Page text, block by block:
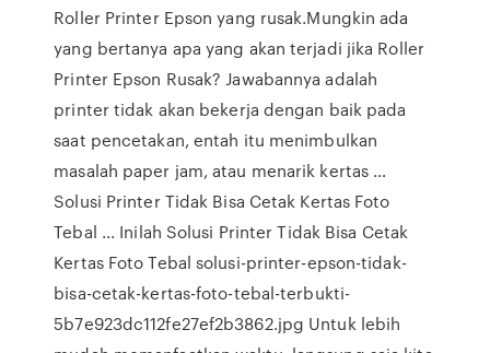
Roller Printer Epson yang rusak.Mungkin ada
yang bertanya apa yang akan terjadi jika Roller
Printer Epson Rusak? Jawabannya adalah
printer tidak akan bekerja dengan baik pada
saat pencetakan, entah itu menimbulkan
masalah paper jam, atau menarik kertas …
Solusi Printer Tidak Bisa Cetak Kertas Foto
Tebal ... Inilah Solusi Printer Tidak Bisa Cetak
Kertas Foto Tebal solusi-printer-epson-tidak-
bisa-cetak-kertas-foto-tebal-terbukti-
5b7e923dc112fe27ef2b3862.jpg Untuk lebih